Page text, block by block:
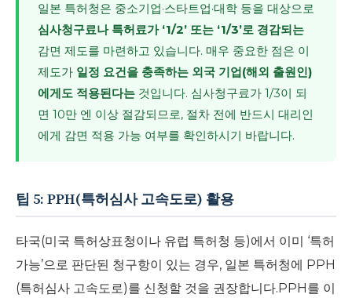
일본 특허청은 중소기업·스타트업·대학 등을 대상으로
심사청구료나 특허료가 ‘1/2’ 또는 ‘1/3’로 경감되는
감면 제도를 마련하고 있습니다. 매우 중요한 점은 이
제도가 일정 요건을 충족하는 외국 기업(해외 출원인)
에게도 적용된다는 것입니다. 심사청구료가 1/3이 되
면 10만 엔 이상 절감되므로, 절차 전에 반드시 대리인
에게 감면 적용 가능 여부를 확인하시기 바랍니다.
팁 5: PPH(특허심사 고속도로) 활용
타국(미국 특허상표청이나 유럽 특허청 등)에서 이미 ‘특허
가능’으로 판단된 청구항이 있는 경우, 일본 특허청에 PPH
(특허심사 고속도로)를 신청할 것을 권장합니다.PPH를 이